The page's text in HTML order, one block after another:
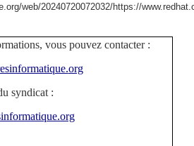
web/20240720072032/https://
vous pouvez contacter :
org
syndicat :